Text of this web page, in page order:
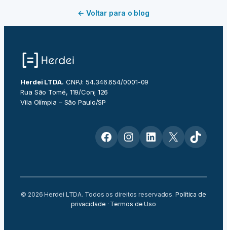
← Voltar para o blog
Herdei LTDA. CNPJ: 54.346.654/0001-09
Rua São Tomé, 119/Conj 126
Vila Olímpia – São Paulo/SP
Facebook Instagram LinkedIn X TikTok
© 2026 Herdei LTDA. Todos os direitos reservados.Política de
privacidade · Termos de Uso